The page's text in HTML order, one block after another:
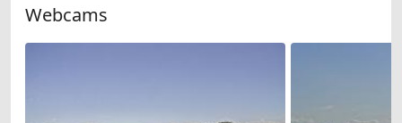
Webcams